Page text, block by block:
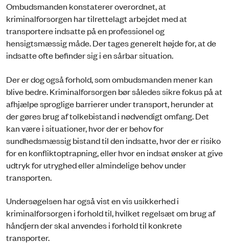
Ombudsmanden konstaterer overordnet, at
kriminalforsorgen har tilrettelagt arbejdet med at
transportere indsatte på en professionel og
hensigtsmæssig måde. Der tages generelt højde for, at de
indsatte ofte befinder sig i en sårbar situation.
Der er dog også forhold, som ombudsmanden mener kan
blive bedre. Kriminalforsorgen bør således sikre fokus på at
afhjælpe sproglige barrierer under transport, herunder at
der gøres brug af tolkebistand i nødvendigt omfang. Det
kan være i situationer, hvor der er behov for
sundhedsmæssig bistand til den indsatte, hvor der er risiko
for en konfliktoptrapning, eller hvor en indsat ønsker at give
udtryk for utryghed eller almindelige behov under
transporten.
Undersøgelsen har også vist en vis usikkerhed i
kriminalforsorgen i forhold til, hvilket regelsæt om brug af
håndjern der skal anvendes i forhold til konkrete
transporter.